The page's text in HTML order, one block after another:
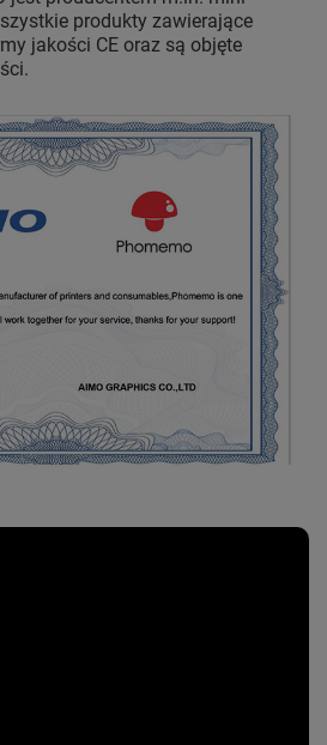
produkty zawierające
jakości CE oraz są objęte